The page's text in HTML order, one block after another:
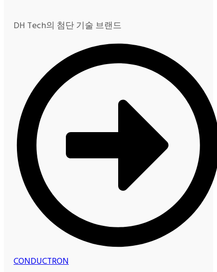
DH Tech의 첨단 기술 브랜드
CONDUCTRON